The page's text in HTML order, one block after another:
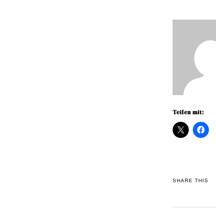
Teilen mit:
SHARE THIS